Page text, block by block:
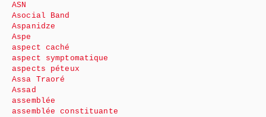
ASN
Asocial Band
Aspanidze
Aspe
aspect caché
aspect symptomatique
aspects péteux
Assa Traoré
Assad
assemblée
assemblée constituante